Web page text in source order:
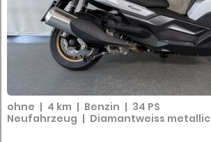
ohne | 4 km | Benzin | 34 PS
Neufahrzeug | Diamantweiss metallic